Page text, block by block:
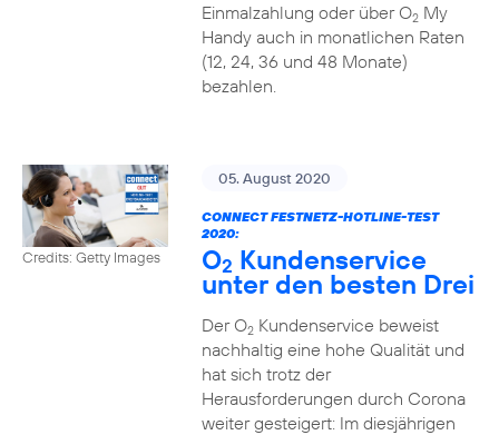
Einmalzahlung oder über O2My
Handy auch in monatlichen Raten
(12, 24, 36 und 48 Monate)
bezahlen.
Credits: Getty Images
05. August 2020
CONNECT FESTNETZ-HOTLINE-TEST
2020:
O2 Kundenservice
unter den besten Drei
Der O2Kundenservice beweist
nachhaltig eine hohe Qualität und
hat sich trotz der
Herausforderungen durch Corona
weiter gesteigert: Im diesjährigen